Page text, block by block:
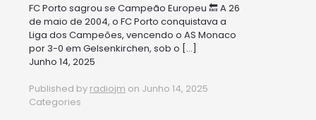
FC Porto sagrou se Campeão Europeu 🔙 A 26
de maio de 2004, o FC Porto conquistava a
Liga dos Campeões, vencendo o AS Monaco
por 3-0 em Gelsenkirchen, sob o […]
Junho 14, 2025
Published by radiojm on Junho 14, 2025
Categories